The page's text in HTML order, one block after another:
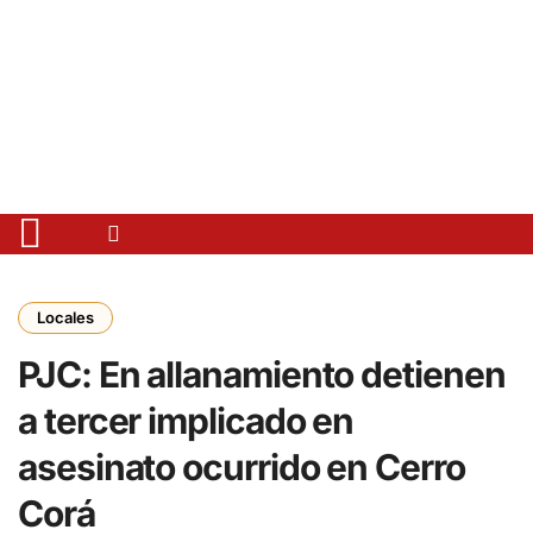
Locales
PJC: En allanamiento detienen
a tercer implicado en
asesinato ocurrido en Cerro
Corá